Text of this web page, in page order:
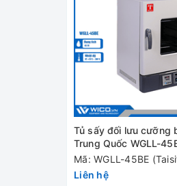
Thể tích buồng sấy
Phạm vi nhiệt độ
Kích thước buồng
Kích thước đóng gói
Nguồn điện
Tủ sấy đối lưu cưỡng
Trung Quốc WGLL-
hình LCD)
Mã: WGLL-45BE
Liên hệ